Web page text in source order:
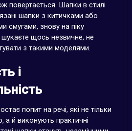
повертається. Шапки в стилі
шапки з китичками або
смугами, знову на піку
щось незвичне, не
з такими моделями.
і
попит на речі, які не тільки
а й виконують практичні